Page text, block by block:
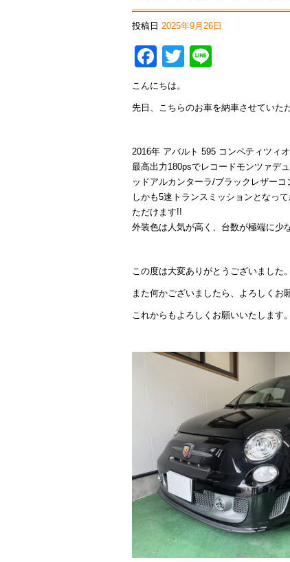
投稿日 2025年9月26日
Facebook
Twitter
こんにちは。
先日、こちらのお車を納車させていた
2016年 アバルト 595 コンペティツィ
最高出力180psでレコードモンツァデ
ッドアルカンターラ/ブラックレザー
しかも5速トランスミッションとなっ
ただけます!!
外装色は人気が高く、台数が極端に少
この度は大変ありがとうございました。
また何かございましたら、よろしくお
これからもよろしくお願いいたします。